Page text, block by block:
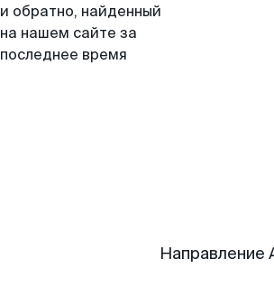
и обратно, найденный
на нашем сайте за
последнее время
Направление